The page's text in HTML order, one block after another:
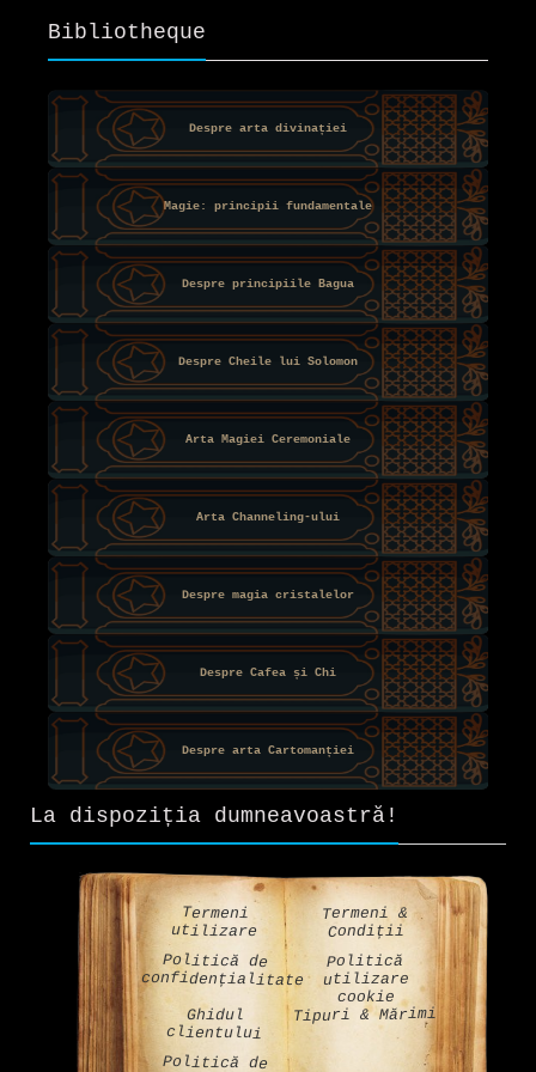
Bibliotheque
Despre arta divinației
Magie: principii fundamentale
Despre principiile Bagua
Despre Cheile lui Solomon
Arta Magiei Ceremoniale
Arta Channeling-ului
Despre magia cristalelor
Despre Cafea și Chi
Despre arta Cartomanției
La dispoziția dumneavoastră!
Termeni
utilizare
Termeni &
Condiții
Politică de
confidențialitate
Politică
utilizare
cookie
Ghidul
clientului
Tipuri & Mărimi
Politică de